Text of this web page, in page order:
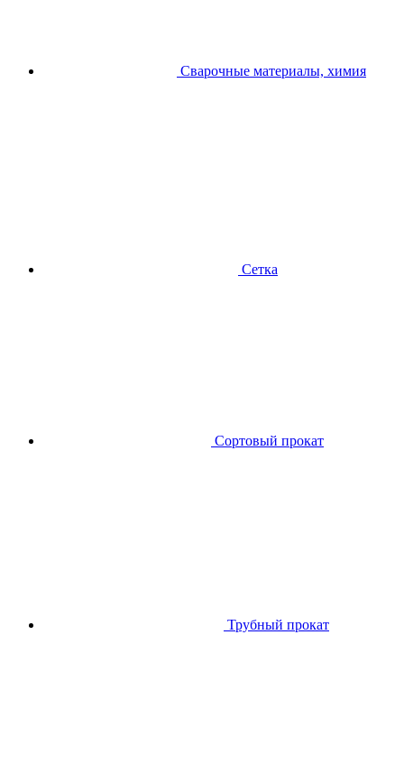
Сварочные материалы, химия
Сетка
Сортовый прокат
Трубный прокат